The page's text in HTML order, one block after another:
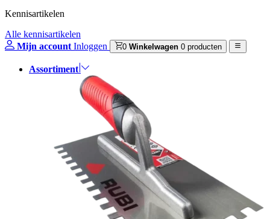
Kennisartikelen
Alle kennisartikelen
Mijn account Inloggen 0 Winkelwagen 0 producten
Assortiment